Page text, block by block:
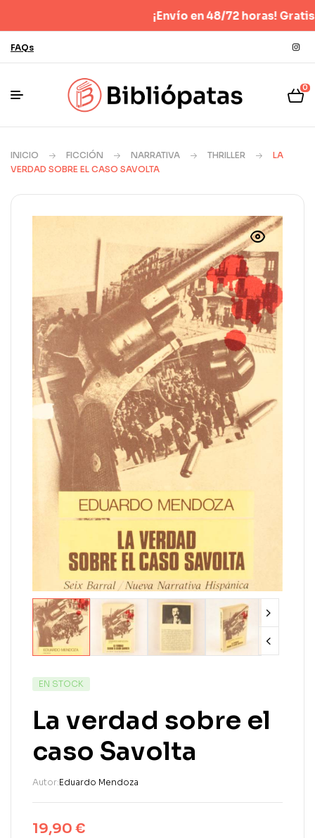
¡Envío en 48/72 horas! Gratis para
FAQs
0
INICIO FICCIÓN NARRATIVA THRILLER
LA
VERDAD SOBRE EL CASO SAVOLTA
EN STOCK
La verdad sobre el
caso Savolta
Autor:Eduardo Mendoza
19,90 €